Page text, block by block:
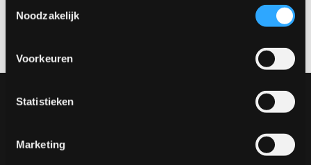
Noodzakelijk
Voorkeuren
Statistieken
Marketing
Wil je dit product in het echt bekijken? Bezoek onze showroom
en ontdek de verschillende materialen, kleuren en opstellingen.
Onze collectie
Stoelen